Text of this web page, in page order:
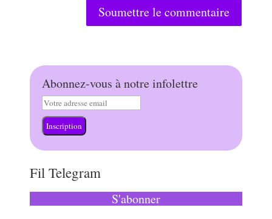
Abonnez-vous à notre infolettre
Inscription
Fil Telegram
S'abonner
Soumettre le commentaire